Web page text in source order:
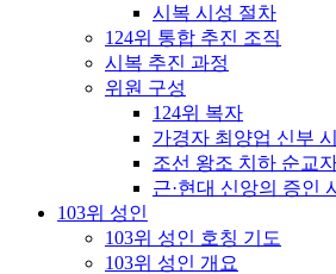
시복 시성 절차
124위 통합 추진 조직
시복 추진 과정
위원 구성
124위 복자
가경자 최양업 신부
조선 왕조 치하 순교
근·현대 신앙의 증인
103위 성인
103위 성인 호칭 기도
103위 성인 개요